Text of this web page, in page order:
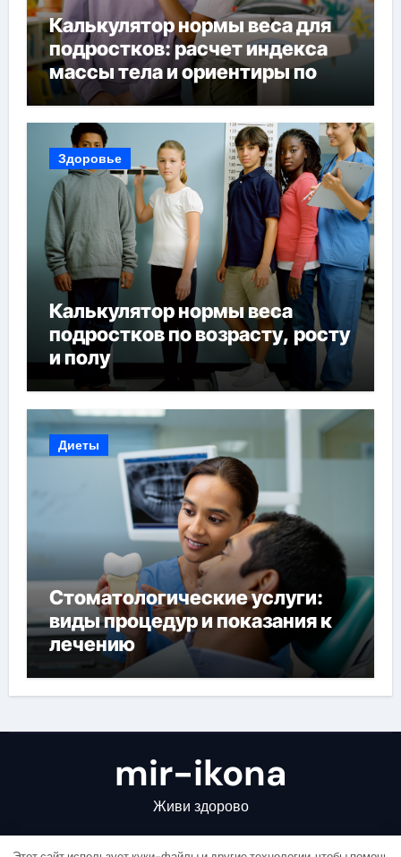
Калькулятор нормы веса для
подростков: расчет индекса
массы тела и ориентиры по
возрасту, росту и полу
Здоровье
Калькулятор нормы веса
подростков по возрасту, росту
и полу
Диеты
Стоматологические услуги:
виды процедур и показания к
лечению
mir-ikona
Живи здорово